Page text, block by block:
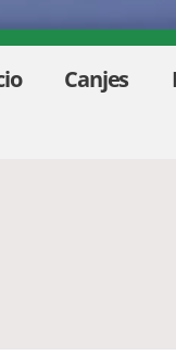
Canjes